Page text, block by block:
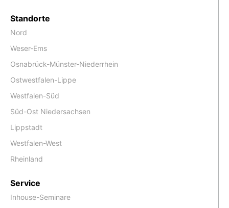
Standorte
Nord
Weser-Ems
Osnabrück-Münster-Niederrhein
Ostwestfalen-Lippe
Westfalen-Süd
Süd-Ost Niedersachsen
Lippstadt
Westfalen-West
Rheinland
Service
Inhouse-Seminare